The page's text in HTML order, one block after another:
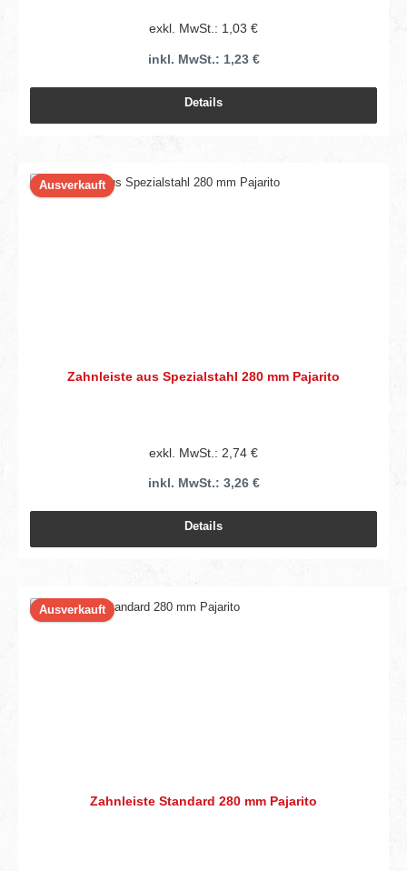
exkl. MwSt.: 1,03 €
inkl. MwSt.: 1,23 €
Details
Ausverkauft
Zahnleiste aus Spezialstahl 280 mm Pajarito
exkl. MwSt.: 2,74 €
inkl. MwSt.: 3,26 €
Details
Ausverkauft
Zahnleiste Standard 280 mm Pajarito